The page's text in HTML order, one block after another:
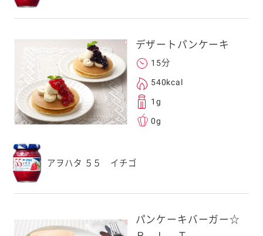
デザートパンケーキ
15分
540kcal
1g
0g
アヲハタ ５５ イチゴ
パンケーキバーガー☆